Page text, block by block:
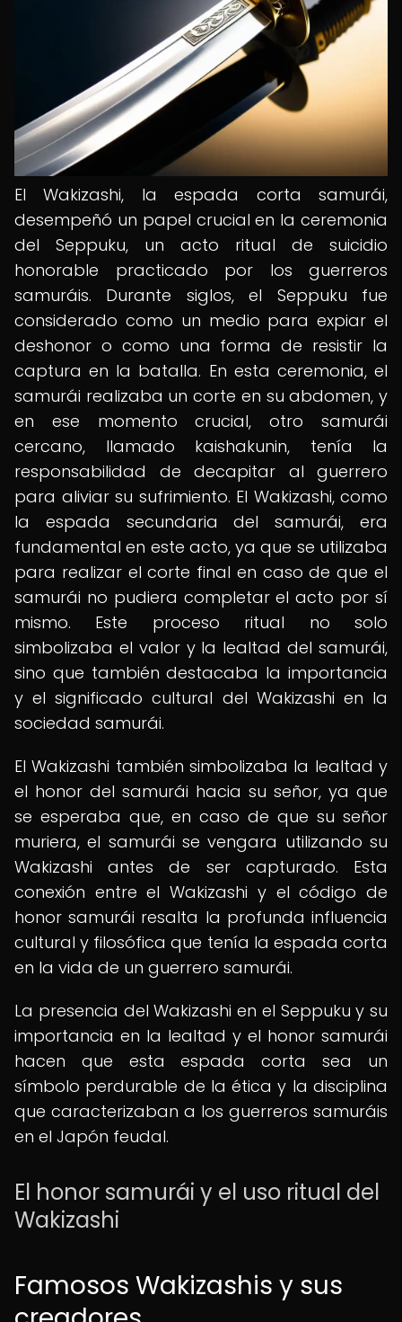
El Wakizashi, la espada corta samurái,
desempeñó un papel crucial en la ceremonia
del Seppuku, un acto ritual de suicidio
honorable practicado por los guerreros
samuráis. Durante siglos, el Seppuku fue
considerado como un medio para expiar el
deshonor o como una forma de resistir la
captura en la batalla. En esta ceremonia, el
samurái realizaba un corte en su abdomen, y
en ese momento crucial, otro samurái
cercano, llamado kaishakunin, tenía la
responsabilidad de decapitar al guerrero
para aliviar su sufrimiento. El Wakizashi, como
la espada secundaria del samurái, era
fundamental en este acto, ya que se utilizaba
para realizar el corte final en caso de que el
samurái no pudiera completar el acto por sí
mismo. Este proceso ritual no solo
simbolizaba el valor y la lealtad del samurái,
sino que también destacaba la importancia
y el significado cultural del Wakizashi en la
sociedad samurái.
El Wakizashi también simbolizaba la lealtad y
el honor del samurái hacia su señor, ya que
se esperaba que, en caso de que su señor
muriera, el samurái se vengara utilizando su
Wakizashi antes de ser capturado. Esta
conexión entre el Wakizashi y el código de
honor samurái resalta la profunda influencia
cultural y filosófica que tenía la espada corta
en la vida de un guerrero samurái.
La presencia del Wakizashi en el Seppuku y su
importancia en la lealtad y el honor samurái
hacen que esta espada corta sea un
símbolo perdurable de la ética y la disciplina
que caracterizaban a los guerreros samuráis
en el Japón feudal.
El honor samurái y el uso ritual del
Wakizashi
Famosos Wakizashis y sus